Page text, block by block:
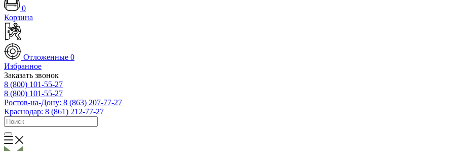
0
Корзина
Отложенные 0
Избранное
Заказать звонок
8 (800) 101-55-27
8 (800) 101-55-27
Ростов-на-Дону: 8 (863) 207-77-27
Краснодар: 8 (861) 212-77-27